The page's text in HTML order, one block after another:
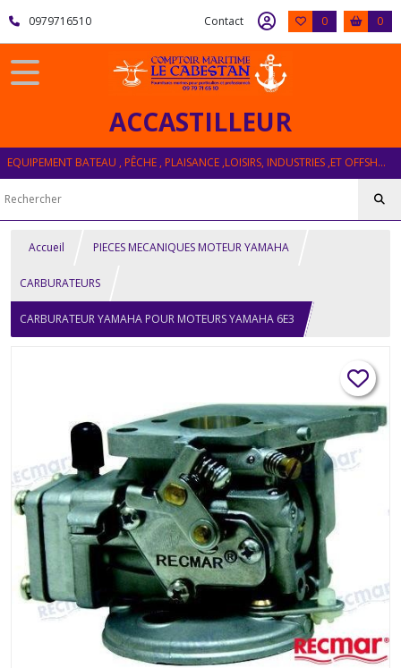
0979716510 Contact 0 0
ACCASTILLEUR
EQUIPEMENT BATEAU , PÊCHE , PLAISANCE ,LOISIRS, INDUSTRIES ,ET OFFSHORE
Accueil PIECES MECANIQUES MOTEUR YAMAHA
CARBURATEURS
CARBURATEUR YAMAHA POUR MOTEURS YAMAHA 6E3